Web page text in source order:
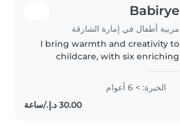
Babirye
مربية أطفال في إمارة الشارقة
I bring warmth and creativity to
childcare, with six enriching
ages, including children with
autism. Skilled in language,
crafts, music, and games,..
الخبرة: > 6 أعوام